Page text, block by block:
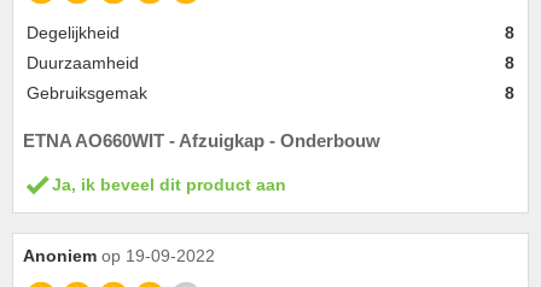
Degelijkheid
8
Duurzaamheid
8
Gebruiksgemak
8
ETNA AO660WIT - Afzuigkap - Onderbouw
Ja, ik beveel dit product aan
Anoniem op 19-09-2022